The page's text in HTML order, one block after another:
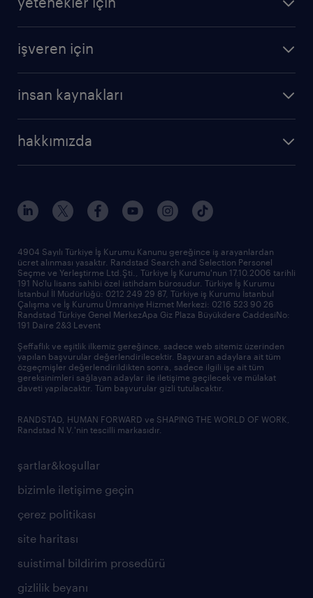
bize katılın
profesyonel
işveren için
profesyonel
insan kaynakları
hakkımızda
tarihçe
sponsorluklarımız
haberler ve duyurular
ofislerimiz
şartlar&koşullar
bizimle iletişime geçin
çerez politikası
site haritası
suistimal bildirim prosedürü
gizlilik beyanı
4904 Sayılı Türkiye İş Kurumu Kanunu gereğince iş arayanlardan
ücret alınması yasaktır. Randstad Search and Selection Personel
Seçme ve Yerleştirme Ltd.Şti., Türkiye İş Kurumu'nun 17.10.2006 tarihli
191 No'lu lisans sahibi özel istihdam bürosudur. Türkiye İş Kurumu
İstanbul İl Müdürlüğü: 0212 249 29 87, Türkiye iş Kurumu İstanbul
Çalışma ve İş Kurumu Ümraniye Hizmet Merkezi: 0216 523 90 26
Randstad Türkiye Genel MerkezApa Giz Plaza Büyükdere CaddesiNo:
191 Daire 2&3 Levent
Şeffaflık ve eşitlik ilkemiz gereğince, sadece web sitemiz üzerinden
yapılan başvurular değerlendirilecektir. Başvuran adaylara ait tüm
özgeçmişler değerlendirildikten sonra, sadece ilgili işe ait tüm
gereksinimleri sağlayan adaylar ile iletişime geçilecek ve mülakat
daveti yapılacaktır. Tüm başvurular gizli tutulacaktır.
RANDSTAD, HUMAN FORWARD ve SHAPING THE WORLD OF WORK,
Randstad N.V.'nin tescilli markasıdır.